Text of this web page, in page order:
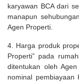
karyawan BCA dari
manapun
Agen Properti.
4. Harga produk
Properti” pada
ditentukan oleh
nominal